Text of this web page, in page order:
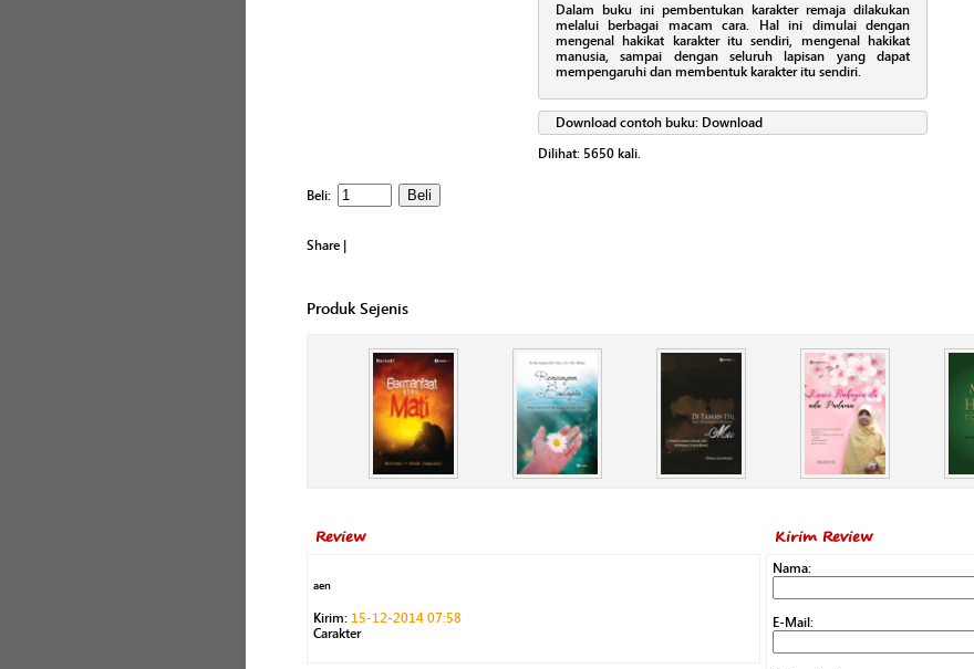
Dalam buku ini pembentukan karakter remaja dilakukan
melalui berbagai macam cara. Hal ini dimulai dengan
mengenal hakikat karakter itu sendiri, mengenal hakikat
manusia, sampai dengan seluruh lapisan yang dapat
mempengaruhi dan membentuk karakter itu sendiri.
Download contoh buku: Download
Dilihat: 5650 kali.
Beli:
Share |
Produk Sejenis
Review
aen
Kirim: 15-12-2014 07:58
Carakter
Kirim Review
Nama:
E-Mail: